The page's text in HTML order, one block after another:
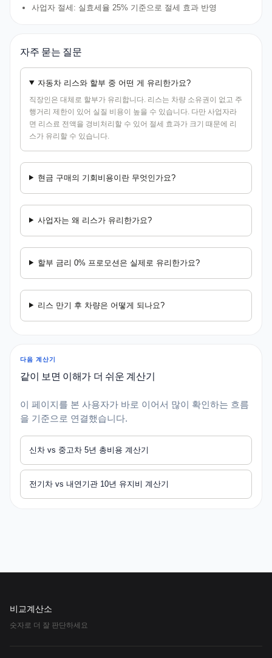
사업자 절세: 실효세율 25% 기준으로 절세 효과 반영
자주 묻는 질문
자동차 리스와 할부 중 어떤 게 유리한가요?
직장인은 대체로 할부가 유리합니다. 리스는 차량 소유권이 없고 주
행거리 제한이 있어 실질 비용이 높을 수 있습니다. 다만 사업자라
면 리스료 전액을 경비처리할 수 있어 절세 효과가 크기 때문에 리
스가 유리할 수 있습니다.
현금 구매의 기회비용이란 무엇인가요?
사업자는 왜 리스가 유리한가요?
할부 금리 0% 프로모션은 실제로 유리한가요?
리스 만기 후 차량은 어떻게 되나요?
다음 계산기
같이 보면 이해가 더 쉬운 계산기
이 페이지를 본 사용자가 바로 이어서 많이 확인하는 흐름
을 기준으로 연결했습니다.
신차 vs 중고차 5년 총비용 계산기
전기차 vs 내연기관 10년 유지비 계산기
비교계산소
숫자로 더 잘 판단하세요